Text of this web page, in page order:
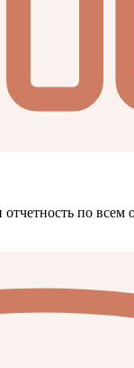
отчетность по всем